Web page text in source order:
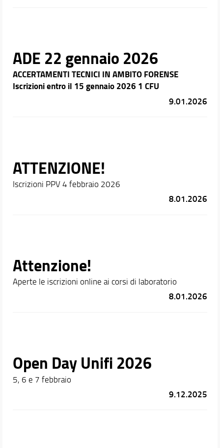
ADE 22 gennaio 2026
ACCERTAMENTI TECNICI IN AMBITO FORENSE
Iscrizioni entro il 15 gennaio 2026 1 CFU
9.01.2026
ATTENZIONE!
Iscrizioni PPV 4 febbraio 2026
8.01.2026
Attenzione!
Aperte le iscrizioni online ai corsi di laboratorio
8.01.2026
Open Day Unifi 2026
5, 6 e 7 febbraio
9.12.2025